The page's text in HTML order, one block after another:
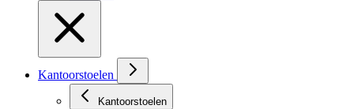
Kantoorstoelen
Kantoorstoelen